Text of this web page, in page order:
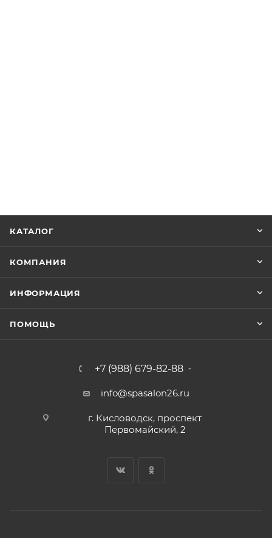
КАТАЛОГ
КОМПАНИЯ
ИНФОРМАЦИЯ
ПОМОЩЬ
+7 (988) 679-82-88
info@spasalon26.ru
г. Кисловодск, проспект
Первомайский, 2